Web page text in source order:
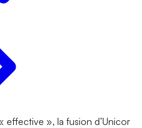
effective », la fusion d’Unicor